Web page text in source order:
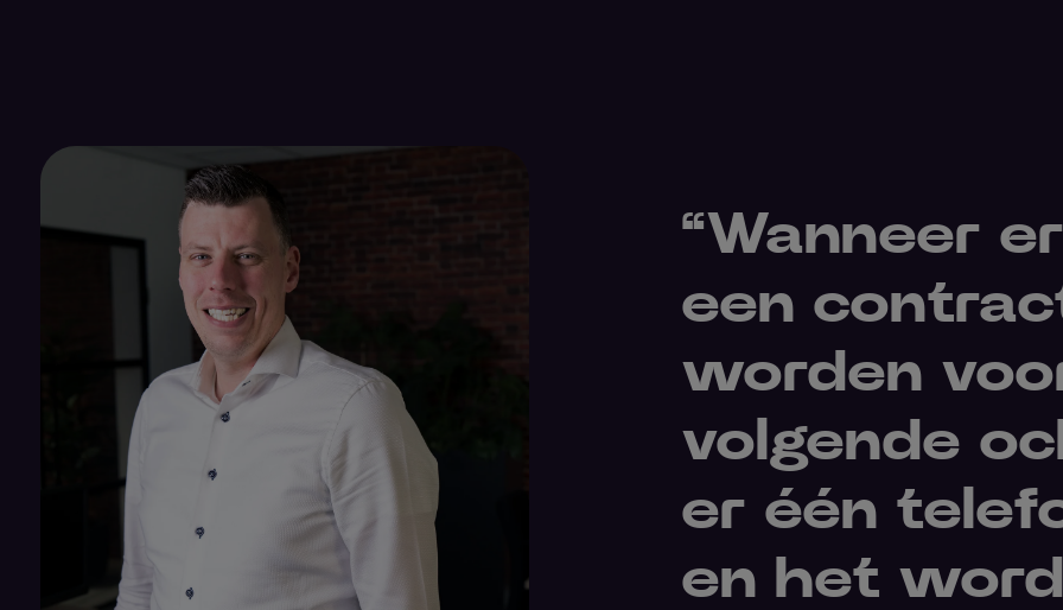
“Wanneer
een
worden
volgende
er één
en het